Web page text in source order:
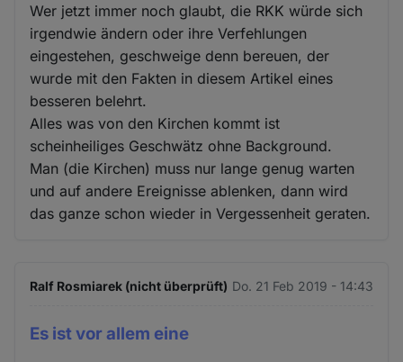
Wer jetzt immer noch glaubt, die RKK würde sich
irgendwie ändern oder ihre Verfehlungen
eingestehen, geschweige denn bereuen, der
wurde mit den Fakten in diesem Artikel eines
besseren belehrt.
Alles was von den Kirchen kommt ist
scheinheiliges Geschwätz ohne Background.
Man (die Kirchen) muss nur lange genug warten
und auf andere Ereignisse ablenken, dann wird
das ganze schon wieder in Vergessenheit geraten.
Ralf Rosmiarek (nicht überprüft) Do. 21 Feb 2019 - 14:43
Es ist vor allem eine